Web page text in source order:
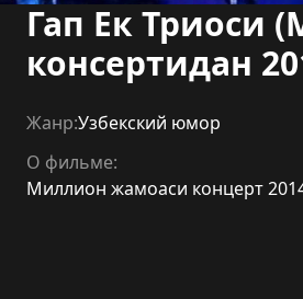
Гап Ек Триоси
консертидан
Жанр:Узбекский юмор
О фильме:
Миллион жамоаси концерт